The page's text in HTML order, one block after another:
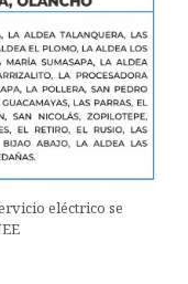
eléctrico se